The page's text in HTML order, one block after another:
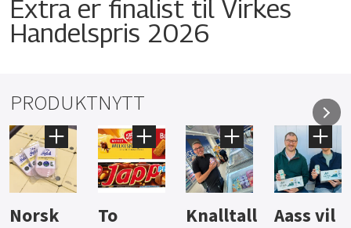
Extra er finalist til Virkes
Handelspris 2026
PRODUKTNYTT
Knalltall
Aass vil
Brus og
Hard